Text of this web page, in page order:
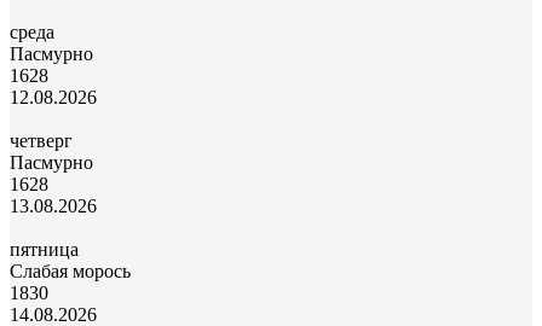
среда
Пасмурно
1628
12.08.2026
четверг
Пасмурно
1628
13.08.2026
пятница
Слабая морось
1830
14.08.2026